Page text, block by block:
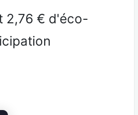
2,76 € d'éco-